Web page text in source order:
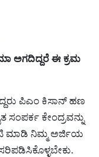
ಅಗದಿದ್ದರೆ ಈ ಕ್ರಮ
ಪಿಎಂ ಕಿಸಾನ್ ಹಣ
ಕೇಂದ್ರವನ್ನು
ಮಾಡಿ ನಿಮ್ಮ ಅರ್ಜಿಯ